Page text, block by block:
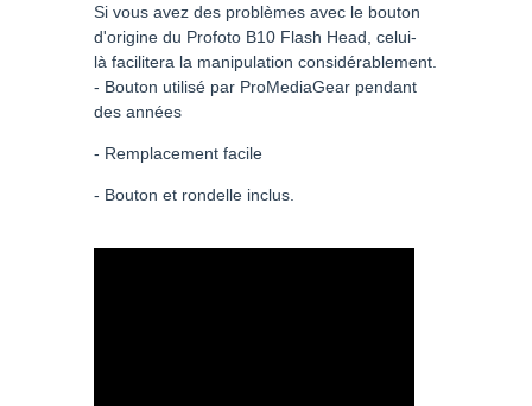
Si vous avez des problèmes avec le bouton
d'origine du Profoto B10 Flash Head, celui-
là facilitera la manipulation considérablement.
- Bouton utilisé par ProMediaGear pendant
des années
- Remplacement facile
- Bouton et rondelle inclus.